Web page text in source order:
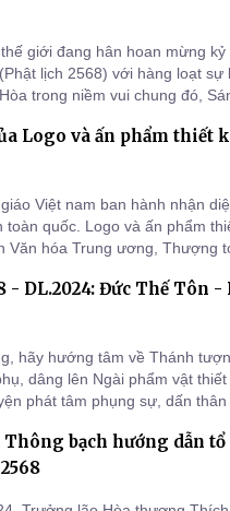
giới đang hân hoan mừng kỷ
lịch 2568) với hàng loạt sự
trong niềm vui chung đó,
Lộc Ninh huyện Lộc Ninh)
Logo và ấn phẩm thiết
Việt nam ban hành nhận
toàn quốc. Logo và ấn phẩm
hóa Trung ương, Thượng
- DL.2024: Đức Thế Tôn -
hãy hướng tâm về Thánh
dâng lên Ngài phẩm vật thiết
phát tâm phụng sự, dấn thân
bạch hướng dẫn tổ